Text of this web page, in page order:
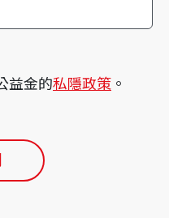
益金的私隱政策 。